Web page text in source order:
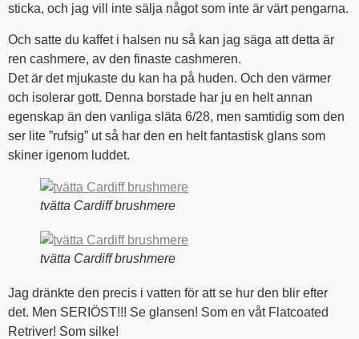
sticka, och jag vill inte sälja något som inte är värt pengarna.
Och satte du kaffet i halsen nu så kan jag säga att detta är
ren cashmere, av den finaste cashmeren.
Det är det mjukaste du kan ha på huden. Och den värmer
och isolerar gott. Denna borstade har ju en helt annan
egenskap än den vanliga släta 6/28, men samtidig som den
ser lite ”rufsig” ut så har den en helt fantastisk glans som
skiner igenom luddet.
tvätta Cardiff brushmere
tvätta Cardiff brushmere
Jag dränkte den precis i vatten för att se hur den blir efter
det. Men SERIÖST!!! Se glansen! Som en våt Flatcoated
Retriver! Som silke!